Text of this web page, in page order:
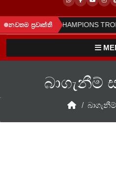
නවතම ප්‍රවෘත්ති
ලදී. ● TPS CHAMPIONS
බාගැනීම්
/